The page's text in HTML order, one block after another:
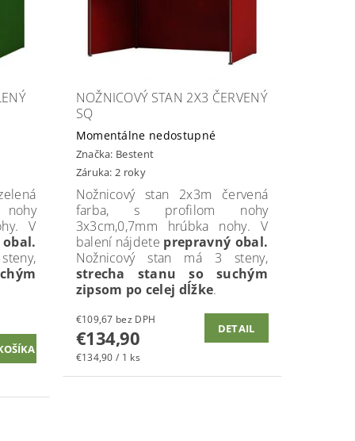
V
NOŽNICOVÝ STAN 2X3 ČERVENÝ
SQ
Momentálne nedostupné
Značka: Bestent
Záruka: 2 roky
Nožnicový stan 2x3m červená
farba, s profilom nohy
3x3cm,0,7mm hrúbka nohy. V
balení nájdete prepravný obal.
Nožnicový stan má 3 steny,
strecha stanu so suchým
zipsom po celej dĺžke.
€109,67 bez DPH
€134,90
€134,90 / 1 ks
DETAIL